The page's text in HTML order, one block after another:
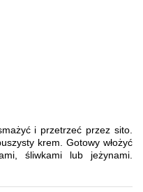
i przetrzeć przez sito.
krem. Gotowy włożyć
śliwkami lub jeżynami.